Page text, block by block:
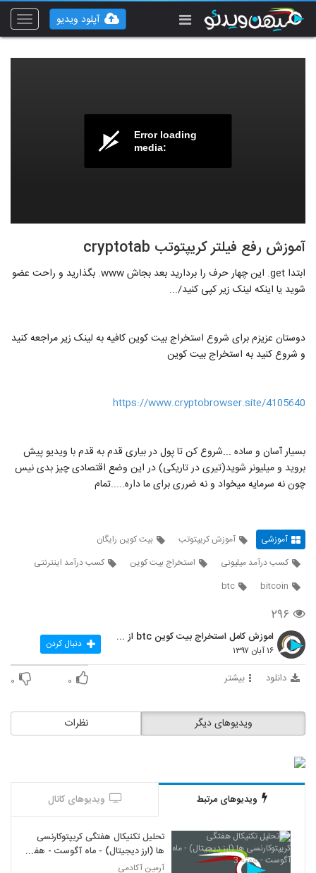
Toggle
آپلود ویدیو
Error loading
media:
آموزش رفع فیلتر کریپتوتب cryptotab
ابتدا get. این چهار حرف را بردارید بعد بجاش www. بگذارید و راحت عضو
شوید یا اینکه لینک زیر کپی کنید/...
دوستان عزیزم برای شروع استخراج بیت کوین کافیه به لینک زیر مراجعه کنید
و شروع کنید به استخراج بیت کوین
https://www.cryptobrowser.site/4105640
بسیار آسان و ساده ...شروع کن تا پول در بیاری قدم به قدم با ویدیو پیش
بروید و میلیونر شوید(تیری در تاریکی) در این وضع اقتصادی چیز بدی نیس
چون نه سرمایه میخواد و نه ضرری برای ما داره.....تمام
آموزشی آموزش کریپتوتب
بیت کوین رایگان
کسب درآمد میلیونی
استخراج بیت کوین
کسب درآمد اینترنتی
bitcoin
btc
۲۹۶
اموزش کامل استخراج بیت کوین btc از طریق سایت crypt
۱۶ آبان ۱۳۹۷ دنبال کردن
دانلود بیشتر ۰ ۰
نظرات ویدیوهای دیگر
ویدیوهای مرتبط ویدیوهای کانال
تحلیل تکنیکال هفتگی کریپتوکارنسی
ها (ارز دیجیتال) - ماه آگوست - هفته
3
آرمین آکادمی